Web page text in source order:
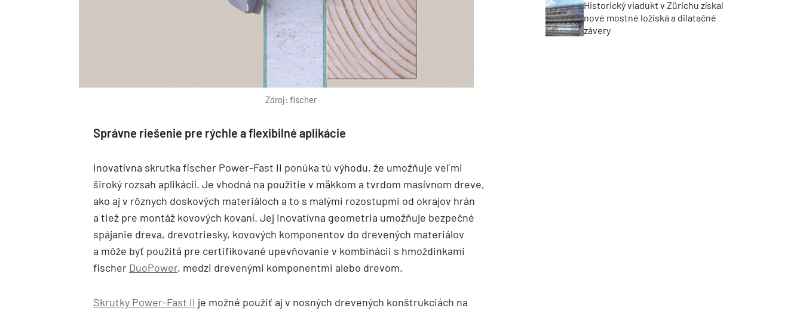
Zdroj: fischer
Správne riešenie pre rýchle a flexibilné aplikácie
Inovatívna skrutka fischer Power-Fast II ponúka tú výhodu, že umožňuje veľmi
široký rozsah aplikácií. Je vhodná na použitie v mäkkom a tvrdom masívnom dreve,
ako aj v rôznych doskových materiáloch a to s malými rozostupmi od okrajov hrán
a tiež pre montáž kovových kovaní. Jej inovatívna geometria umožňuje bezpečné
spájanie dreva, drevotriesky, kovových komponentov do drevených materiálov
a môže byť použitá pre certifikované upevňovanie v kombinácii s hmoždinkami
fischer DuoPower. medzi drevenými komponentmi alebo drevom.
Skrutky Power-Fast II je možné použiť aj v nosných drevených konštrukciách na
Historický viadukt v Zürichu získal
nové mostné ložiská a dilatačné
závery